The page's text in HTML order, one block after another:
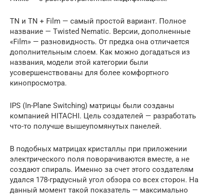
TN и TN + Film — самый простой вариант. Полное
название — Twisted Nematic. Версии, дополненные
«Film» — разновидность. От предка она отличается
дополнительным слоем. Как можно догадаться из
названия, модели этой категории были
усовершенствованы для более комфортного
кинопросмотра.
IPS (In-Plane Switching) матрицы были созданы
компанией HITACHI. Цель создателей — разработать
что-то получше вышеупомянутых панелей.
В подобных матрицах кристаллы при приложении
электрического поля поворачиваются вместе, а не
создают спираль. Именно за счет этого создателям
удался 178-градусный угол обзора со всех сторон. На
данный момент такой показатель — максимально